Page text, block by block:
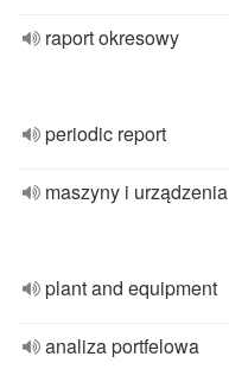
raport okresowy
periodic report
maszyny i urządzenia
plant and equipment
analiza portfelowa